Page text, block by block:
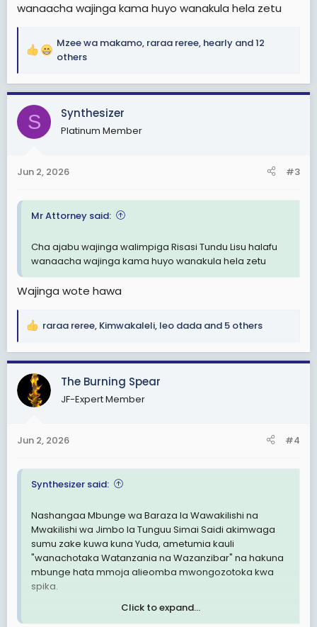
wanaacha wajinga kama huyo wanakula hela zetu
R
a
c
o
s
Mzee wa makamo, raraa reree, hearly and 12
others
S Synthesizer
Platinum Member
Jun 2, 2026 #3
Mr Attorney said:
Cha ajabu wajinga walimpiga Risasi Tundu Lisu halafu
wanaacha wajinga kama huyo wanakula hela zetu
Wajinga wote hawa
R
a
c
i
s
raraa reree, Kimwakaleli, leo dada and 5 others
The Burning Spear
JF-Expert Member
Jun 2, 2026 #4
Synthesizer said:
Nashangaa Mbunge wa Baraza la Wawakilishi na
Mwakilishi wa Jimbo la Tunguu Simai Saidi akimwaga
sumu zake kuwa kuna Yuda, ametumia kauli
"wanachotaka Watanzania na Wazanzibar" na hakuna
mbunge hata mmoja alieomba mwongozotoka kwa
spika.
Hivi hawa watu wanatafuta nini lakini? Wee haya,
Click to expand...